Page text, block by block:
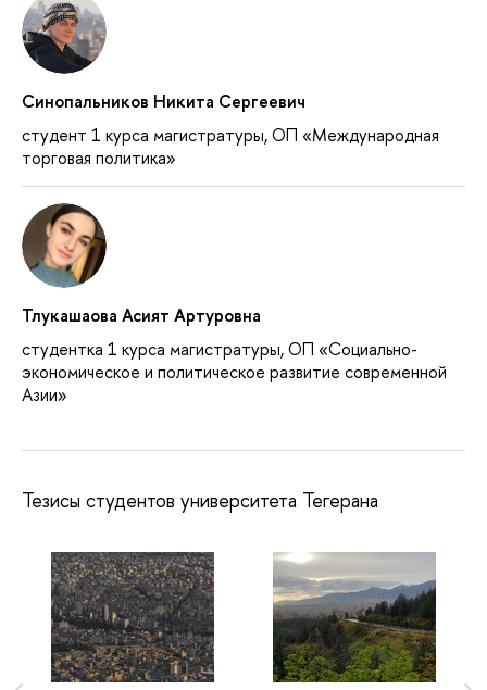
Синопальников Никита Сергеевич
студент 1 курса магистратуры, ОП «Международная
торговая политика»
Тлукашаова Асият Артуровна
студентка 1 курса магистратуры, ОП «Социально-
экономическое и политическое развитие современной
Азии»
Тезисы студентов университета Тегерана